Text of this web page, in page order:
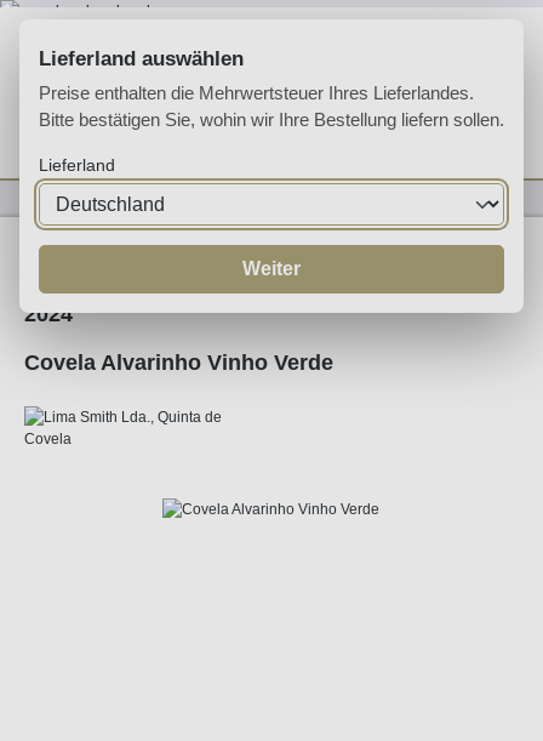
Du hast 0
Weine
2024
Covela Alvarinho Vinho Verde
Bildergalerie überspringen
Lieferland auswählen
Preise enthalten die Mehrwertsteuer Ihres Lieferlandes.
Bitte bestätigen Sie, wohin wir Ihre Bestellung liefern sollen.
Lieferland
Weiter